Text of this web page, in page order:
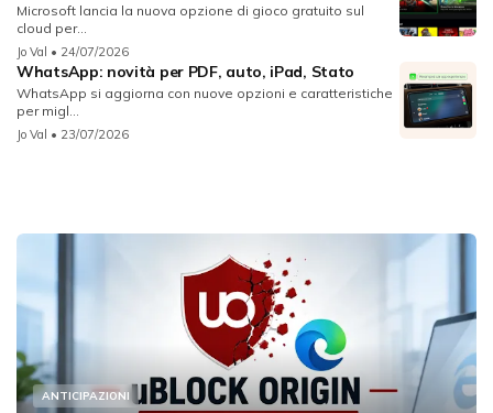
Microsoft lancia la nuova opzione di gioco gratuito sul
cloud per...
Jo Val • 24/07/2026
WhatsApp: novità per PDF, auto, iPad, Stato
WhatsApp si aggiorna con nuove opzioni e caratteristiche
per migl...
Jo Val • 23/07/2026
ANTICIPAZIONI